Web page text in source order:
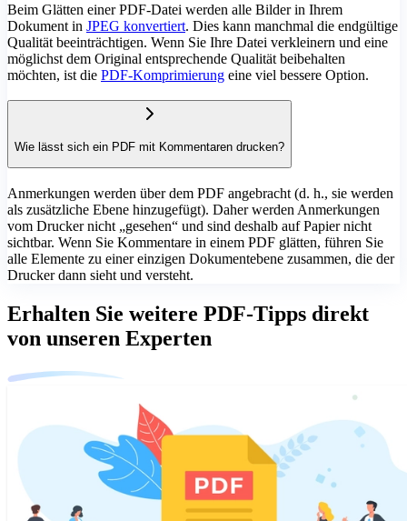
Beim Glätten einer PDF-Datei werden alle Bilder in Ihrem
Dokument in JPEG konvertiert. Dies kann manchmal die endgültige
Qualität beeinträchtigen. Wenn Sie Ihre Datei verkleinern und eine
möglichst dem Original entsprechende Qualität beibehalten
möchten, ist die PDF-Komprimierung eine viel bessere Option.
Wie lässt sich ein PDF mit Kommentaren drucken?
Anmerkungen werden über dem PDF angebracht (d. h., sie werden
als zusätzliche Ebene hinzugefügt). Daher werden Anmerkungen
vom Drucker nicht „gesehen“ und sind deshalb auf Papier nicht
sichtbar. Wenn Sie Kommentare in einem PDF glätten, führen Sie
alle Elemente zu einer einzigen Dokumentebene zusammen, die der
Drucker dann sieht und versteht.
Erhalten Sie weitere PDF-Tipps direkt
von unseren Experten